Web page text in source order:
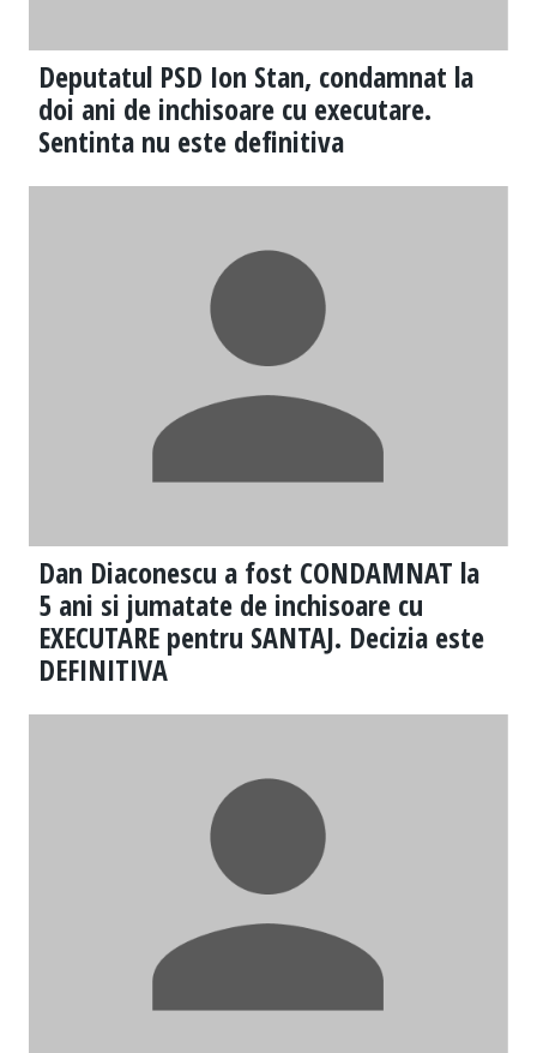
Deputatul PSD Ion Stan, condamnat la
doi ani de inchisoare cu executare.
Sentinta nu este definitiva
Dan Diaconescu a fost CONDAMNAT la
5 ani si jumatate de inchisoare cu
EXECUTARE pentru SANTAJ. Decizia este
DEFINITIVA